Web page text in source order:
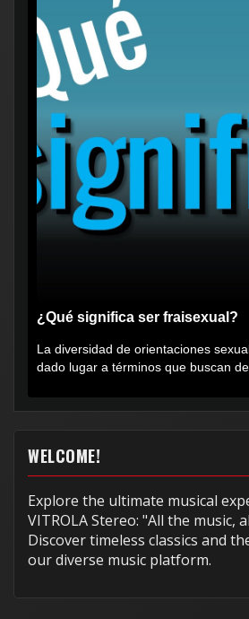
¿Qué significa ser fraisexual?
La diversidad de orientaciones
dado lugar a términos que buscan
WELCOME!
Explore the ultimate musical
VITROLA Stereo: "All the music,
Discover timeless classics and
our diverse music platform.